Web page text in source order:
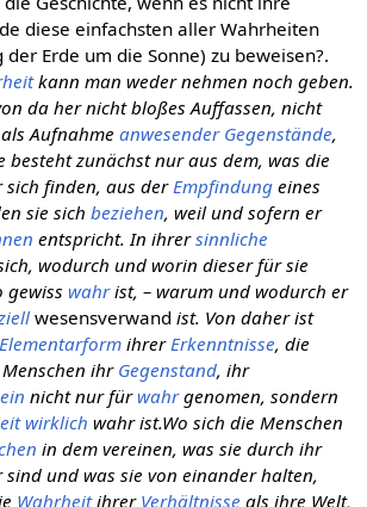
diese einfachsten aller Wahrheiten
Erde um die Sonne) zu beweisen?.
kann man weder nehmen noch geben.
da her nicht bloßes Auffassen, nicht
Aufnahme anwesender Gegenstände,
besteht zunächst nur aus dem, was die
finden, aus der Empfindungeines
sie sich beziehen, weil und sofern er
entspricht. In ihrersinnliche
wodurch und worin dieser für sie
gewiss wahrist, – warum und wodurch er
wesensverwand ist. Von daher ist
Elementarformihrer Erkenntnisse, die
ihr Gegenstand, ihr
nicht nur fürwahrgenomen, sondern
wirklich wahr ist.Wo sich die Menschen
in dem vereinen, was sie durch ihr
und was sie von einander halten,
Wahrheitihrer Verhältnisse als ihre Welt,